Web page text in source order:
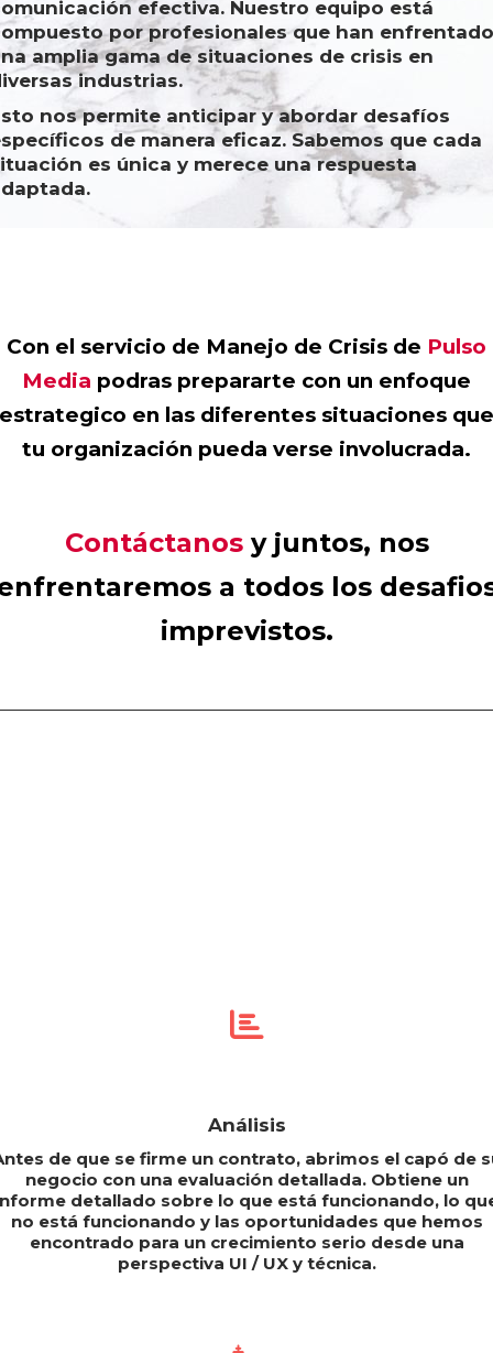
efectiva. Nuestro equipo está
por profesionales que han enfrentado
amplia gama de situaciones de crisis en
industrias.
nos permite anticipar y abordar desafíos
de manera eficaz. Sabemos que cada
es única y merece una respuesta
Con el servicio de Manejo de Crisis de Pulso
Media podras prepararte con un enfoque
estrategico en las diferentes situaciones que
tu organización pueda verse involucrada.
Contáctanosy juntos, nos
a todos los
imprevistos.
Análisis
de que se firme un contrato, abrimos el capó de
negocio con una evaluación detallada. Obtiene un
detallado sobre lo que está funcionando, lo
no está funcionando y las oportunidades que hemos
encontrado para un crecimiento serio desde una
perspectiva UI / UX y técnica.